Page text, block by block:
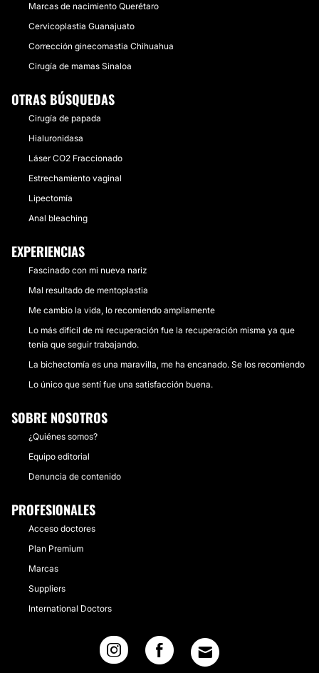
Marcas de nacimiento Querétaro
Cervicoplastia Guanajuato
Corrección ginecomastia Chihuahua
Cirugía de mamas Sinaloa
OTRAS BÚSQUEDAS
Cirugía de papada
Hialuronidasa
Láser CO2 Fraccionado
Estrechamiento vaginal
Lipectomía
Anal bleaching
EXPERIENCIAS
Fascinado con mi nueva nariz
Mal resultado de mentoplastia
Me cambio la vida, lo recomiendo ampliamente
Lo más difícil de mi recuperación fue la recuperación misma ya que
tenía que seguir trabajando.
La bichectomía es una maravilla, me ha encanado. Se los recomiendo
Lo único que sentí fue una satisfacción buena.
SOBRE NOSOTROS
¿Quiénes somos?
Equipo editorial
Denuncia de contenido
PROFESIONALES
Acceso doctores
Plan Premium
Marcas
Suppliers
International Doctors